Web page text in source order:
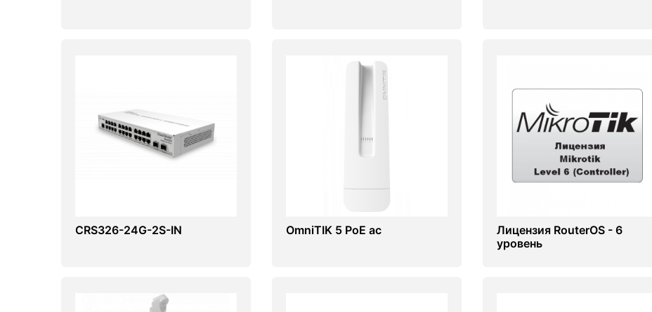
CRS326-24G-2S-IN OmniTIK 5 PoE ac
Лицензия RouterOS - 6
уровень